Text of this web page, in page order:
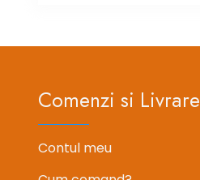
Comenzi si Livrare
Contul meu